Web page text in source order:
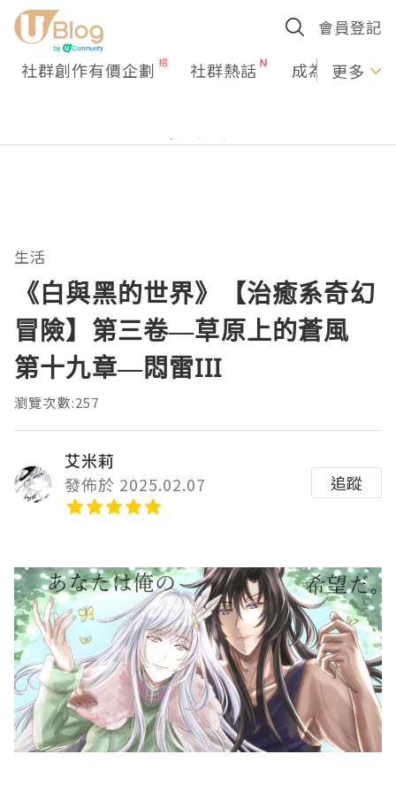
會員登記
社群創作有價企劃 社群熱話 成為U更多
生活
《白與黑的世界》【治癒系奇幻
冒險】第三卷—草原上的蒼風
第十九章—悶雷III
瀏覽次數:257
艾米莉
發佈於 2025.02.07
追蹤